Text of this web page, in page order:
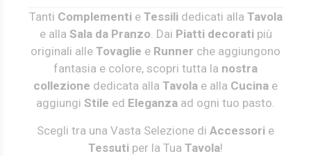
Tanti Complementie Tessili dedicati alla Tavola
e alla Sala da Pranzo. Dai Piatti decoratipiù
originali alle Tovaglie e Runner che aggiungono
fantasia e colore, scopri tutta la nostra
collezione dedicata alla Tavola e alla Cucina e
aggiungi Stile ed Eleganza ad ogni tuo pasto.
Scegli tra una Vasta Selezione di Accessori e
Tessuti per la Tua Tavola!